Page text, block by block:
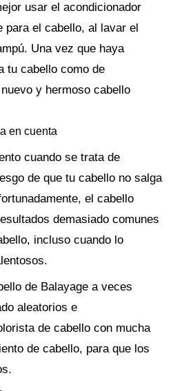
usar el acondicionador
para el cabello, al lavar el
Una vez que haya
tu cabello como de
y hermoso cabello
en cuenta
cuando se trata de
de que tu cabello no salga
el cabello
demasiado comunes
incluso cuando lo
de Balayage a veces
aleatorios e
de cabello con mucha
de cabello, para que los